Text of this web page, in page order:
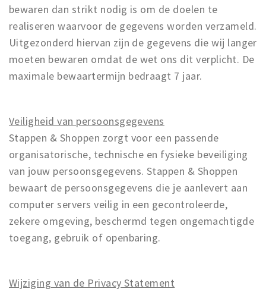
bewaren dan strikt nodig is om de doelen te
realiseren waarvoor de gegevens worden verzameld.
Uitgezonderd hiervan zijn de gegevens die wij langer
moeten bewaren omdat de wet ons dit verplicht. De
maximale bewaartermijn bedraagt 7 jaar.
Veiligheid van persoonsgegevens
Stappen & Shoppen zorgt voor een passende
organisatorische, technische en fysieke beveiliging
van jouw persoonsgegevens. Stappen & Shoppen
bewaart de persoonsgegevens die je aanlevert aan
computer servers veilig in een gecontroleerde,
zekere omgeving, beschermd tegen ongemachtigde
toegang, gebruik of openbaring.
Wijziging van de Privacy Statement